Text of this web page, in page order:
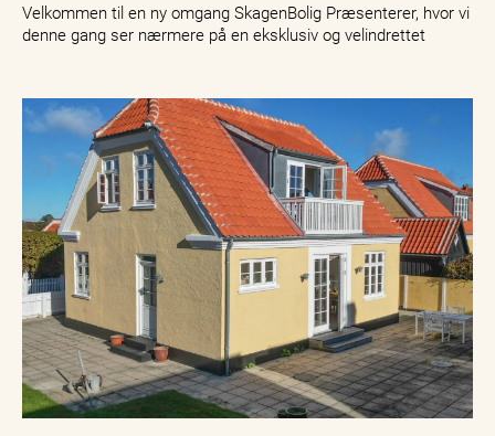
Velkommen til en ny omgang SkagenBolig Præsenterer, hvor vi
denne gang ser nærmere på en eksklusiv og velindrettet